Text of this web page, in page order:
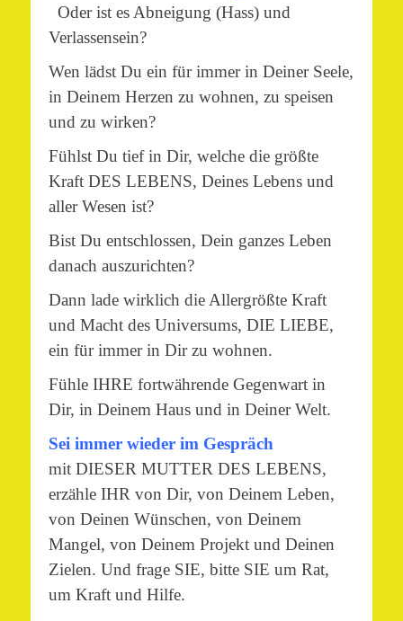
Oder ist es Abneigung (Hass) und
Verlassensein?
Wen lädst Du ein für immer in Deiner Seele,
in Deinem Herzen zu wohnen, zu speisen
und zu wirken?
Fühlst Du tief in Dir, welche die größte
Kraft DES LEBENS, Deines Lebens und
aller Wesen ist?
Bist Du entschlossen, Dein ganzes Leben
danach auszurichten?
Dann lade wirklich die Allergrößte Kraft
und Macht des Universums, DIE LIEBE,
ein für immer in Dir zu wohnen.
Fühle IHRE fortwährende Gegenwart in
Dir, in Deinem Haus und in Deiner Welt.
Sei immer wieder im Gespräch
mit DIESER MUTTER DES LEBENS,
erzähle IHR von Dir, von Deinem Leben,
von Deinen Wünschen, von Deinem
Mangel, von Deinem Projekt und Deinen
Zielen. Und frage SIE, bitte SIE um Rat,
um Kraft und Hilfe.